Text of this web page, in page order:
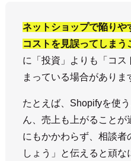
ネットショップで陥りや
コストを見誤ってしまう
に「投資」よりも「コス
まっている場合がありま
たとえば、Shopifyを使
ん、売上も上がることが
にもかかわらず、相談者
しょう」と伝えると頑